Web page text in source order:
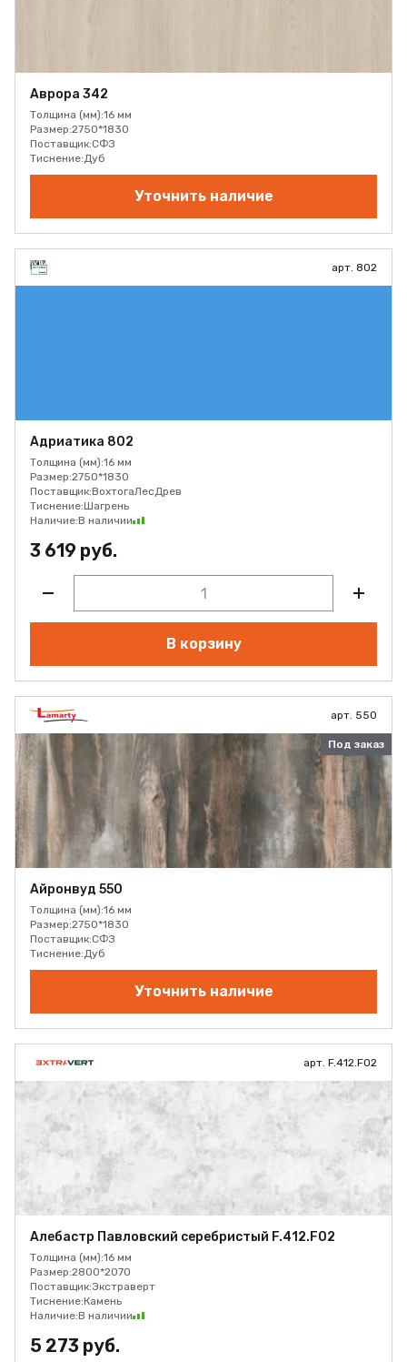
Аврора 342
Толщина (мм):16 мм
Размер:2750*1830
Поставщик:СФЗ
Тиснение:Дуб
Уточнить наличие
арт. 802
Адриатика 802
Толщина (мм):16 мм
Размер:2750*1830
Поставщик:ВохтогаЛесДрев
Тиснение:Шагрень
Наличие:В наличии
3 619 руб.
В корзину
арт. 550
Под заказ
Айронвуд 550
Толщина (мм):16 мм
Размер:2750*1830
Поставщик:СФЗ
Тиснение:Дуб
Уточнить наличие
арт. F.412.F02
Алебастр Павловский серебристый F.412.F02
Толщина (мм):16 мм
Размер:2800*2070
Поставщик:Экстраверт
Тиснение:Камень
Наличие:В наличии
5 273 руб.